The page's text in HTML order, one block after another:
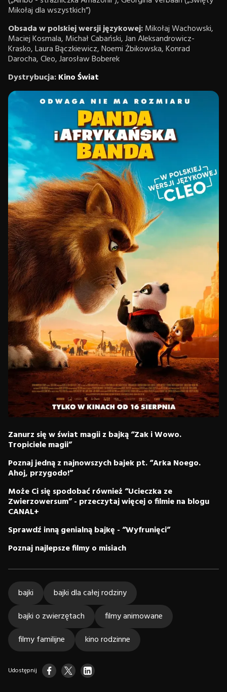
Mikołaj dla wszystkich”)
Obsada w polskiej wersji językowej:Mikołaj Wachowski,
Maciej Kosmala, Michał Cabański, Jan Aleksandrowicz-
Krasko, Laura Bączkiewicz, Noemi Żbikowska, Konrad
Darocha, Cleo, Jarosław Boberek
Dystrybucja:Kino Świat
Zanurz się w świat magii z bajką “Zak i Wowo.
Tropiciele magii”
Poznaj jedną z najnowszych bajek pt. “Arka Noego.
Ahoj, przygodo!”
Może Ci się spodobać również “Ucieczka ze
Zwierzowersum” - przeczytaj więcej o filmie na blogu
CANAL+
Sprawdź inną genialną bajkę - “Wyfrunięci”
Poznaj najlepsze filmy o misiach
bajki
bajki dla całej rodziny
bajki o zwierzętach
filmy animowane
filmy familijne
kino rodzinne
Udostępnij